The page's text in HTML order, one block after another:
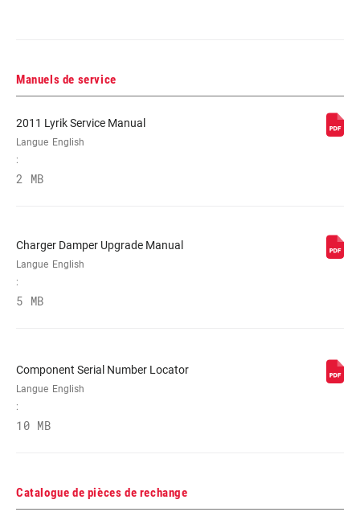
L'AMORTISSEMENT
RESSORT
Coil, COIL UTURN, Dual Position Air,
Manuels de service
2011 Lyrik Service Manual
Langue
:
English
2 MB
Charger Damper Upgrade Manual
Langue
:
English
5 MB
Component Serial Number Locator
Langue
:
English
10 MB
Catalogue de pièces de rechange